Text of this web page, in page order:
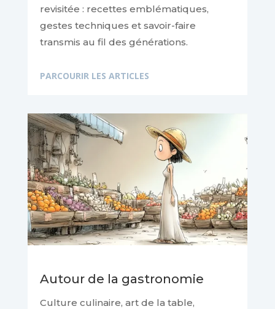
revisitée : recettes emblématiques,
gestes techniques et savoir-faire
transmis au fil des générations.
PARCOURIR LES ARTICLES
Autour de la gastronomie
Culture culinaire, art de la table,